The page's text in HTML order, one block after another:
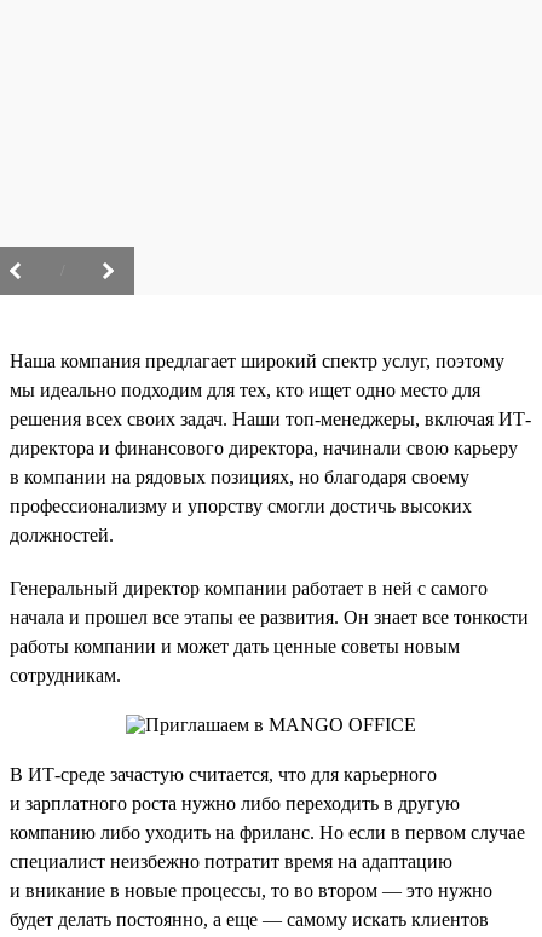
Наша компания предлагает широкий спектр услуг, поэтому
мы идеально подходим для тех, кто ищет одно место для
решения всех своих задач. Наши топ-менеджеры, включая ИТ-
директора и финансового директора, начинали свою карьеру
в компании на рядовых позициях, но благодаря своему
профессионализму и упорству смогли достичь высоких
должностей.
Генеральный директор компании работает в ней с самого
начала и прошел все этапы ее развития. Он знает все тонкости
работы компании и может дать ценные советы новым
сотрудникам.
В ИТ-среде зачастую считается, что для карьерного
и зарплатного роста нужно либо переходить в другую
компанию либо уходить на фриланс. Но если в первом случае
специалист неизбежно потратит время на адаптацию
и вникание в новые процессы, то во втором — это нужно
будет делать постоянно, а еще — самому искать клиентов